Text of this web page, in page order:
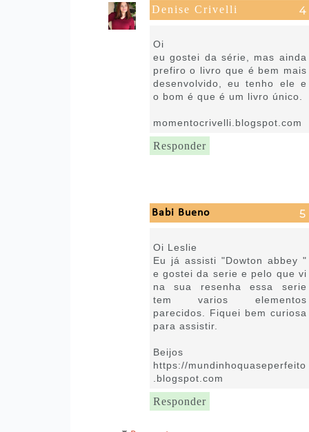
Denise Crivelli
Oi
eu gostei da série, mas ainda
prefiro o livro que é bem mais
desenvolvido, eu tenho ele e
o bom é que é um livro único.
momentocrivelli.blogspot.com
Responder
Babi Bueno
Oi Leslie
Eu já assisti "Dowton abbey "
e gostei da serie e pelo que vi
na sua resenha essa serie
tem varios elementos
parecidos. Fiquei bem curiosa
para assistir.
Beijos
https://mundinhoquaseperfeito
.blogspot.com
Responder